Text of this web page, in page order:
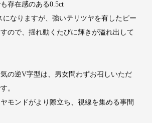
存在感のある0.5ct
になりますが、強いテリツヤを有したピー
ので、揺れ動くたびに輝きが溢れ出して
の逆V字型は、男女問わずお召しいただ
。
モンドがより際立ち、視線を集める事間